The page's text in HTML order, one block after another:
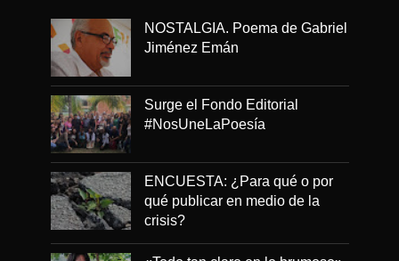
NOSTALGIA. Poema de Gabriel
Jiménez Emán
Surge el Fondo Editorial
#NosUneLaPoesía
ENCUESTA: ¿Para qué o por
qué publicar en medio de la
crisis?